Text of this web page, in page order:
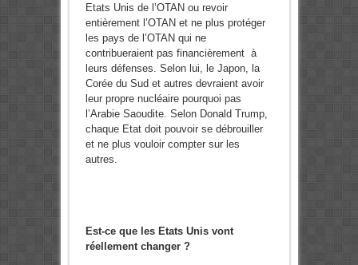
Etats Unis de l’OTAN ou revoir
entièrement l’OTAN et ne plus protéger
les pays de l’OTAN qui ne
contribueraient pas financièrement à
leurs défenses. Selon lui, le Japon, la
Corée du Sud et autres devraient avoir
leur propre nucléaire pourquoi pas
l’Arabie Saoudite. Selon Donald Trump,
chaque Etat doit pouvoir se débrouiller
et ne plus vouloir compter sur les
autres.
Est-ce que les Etats Unis vont
réellement changer ?